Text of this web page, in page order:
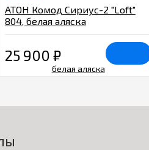
АТОН Комод Сириус-2 "Loft"
804, белая аляска
25 900 ₽